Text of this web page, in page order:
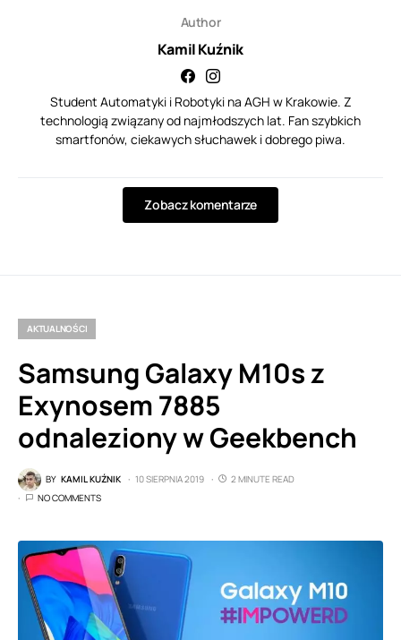
Author
Kamil Kuźnik
Student Automatyki i Robotyki na AGH w Krakowie. Z
technologią związany od najmłodszych lat. Fan szybkich
smartfonów, ciekawych słuchawek i dobrego piwa.
Zobacz komentarze
AKTUALNOŚCI
Samsung Galaxy M10s z
Exynosem 7885
odnaleziony w Geekbench
BY KAMIL KUŹNIK 10 SIERPNIA 2019
2 MINUTE READ
NO COMMENTS